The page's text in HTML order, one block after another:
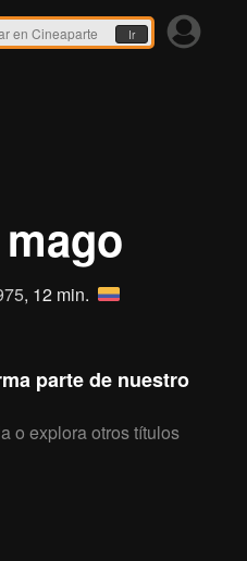
Ir
, 12 min.
parte de nuestro
o explora otros títulos